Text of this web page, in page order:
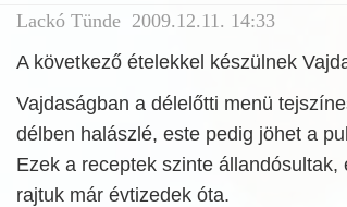
Lackó Tünde 2009.12.11. 14:33
A következő ételekkel készülnek
Vajdaságban a délelőtti menü
délben halászlé, este pedig jöhet a
Ezek a receptek szinte
rajtuk már évtizedek óta.